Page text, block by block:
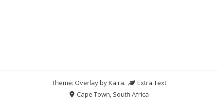
Theme: Overlay byKaira.
Extra Text
Cape Town, South Africa